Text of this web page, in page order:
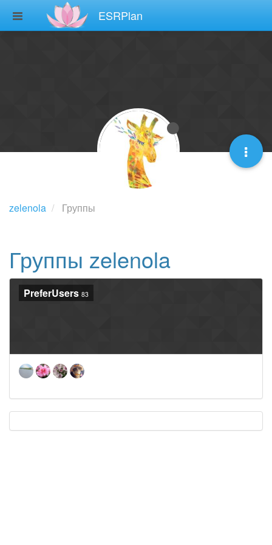
ESRPlan
zelenola Группы
Группы zelenola
PreferUsers 83